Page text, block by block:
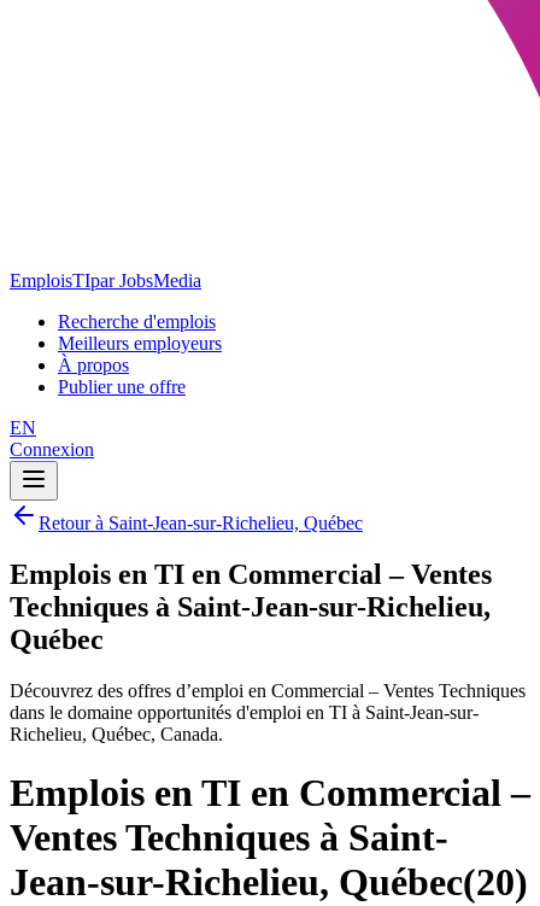
EmploisTIpar JobsMedia
Recherche d'emplois
Meilleurs employeurs
À propos
Publier une offre
EN
Connexion
Retour à Saint-Jean-sur-Richelieu, Québec
Emplois en TI en Commercial – Ventes
Techniques à Saint-Jean-sur-Richelieu,
Québec
Découvrez des offres d’emploi en Commercial – Ventes Techniques
dans le domaine opportunités d'emploi en TI à Saint-Jean-sur-
Richelieu, Québec, Canada.
Emplois en TI en Commercial –
Ventes Techniques à Saint-
Jean-sur-Richelieu, Québec(20)